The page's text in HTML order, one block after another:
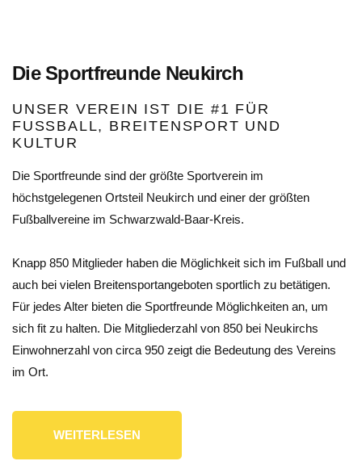
Die Sportfreunde Neukirch
UNSER VEREIN IST DIE #1 FÜR
FUSSBALL, BREITENSPORT UND K
ULTUR
Die Sportfreunde sind der größte Sportverein im
höchstgelegenen Ortsteil Neukirch und einer der größten
Fußballvereine im Schwarzwald-Baar-Kreis.
Knapp 850 Mitglieder haben die Möglichkeit sich im Fußball und
auch bei vielen Breitensportangeboten sportlich zu betätigen.
Für jedes Alter bieten die Sportfreunde Möglichkeiten an, um
sich fit zu halten. Die Mitgliederzahl von 850 bei Neukirchs
Einwohnerzahl von circa 950 zeigt die Bedeutung des Vereins
im Ort.
WEITERLESEN